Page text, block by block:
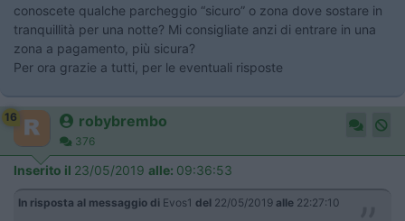
conoscete qualche parcheggio “sicuro” o zona dove sostare in
tranquillità per una notte? Mi consigliate anzi di entrare in una
zona a pagamento, più sicura?
Per ora grazie a tutti, per le eventuali risposte
16 robybrembo
376
Inserito il 23/05/2019 alle: 09:36:53
In risposta al messaggio di Evos1 del 22/05/2019 alle 22:27:10